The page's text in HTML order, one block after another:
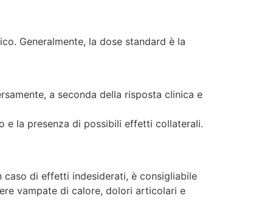
Generalmente, la dose standard è la
a seconda della risposta clinica e
e la presenza di possibili effetti collaterali.
caso di effetti indesiderati, è consigliabile
vampate di calore, dolori articolari e